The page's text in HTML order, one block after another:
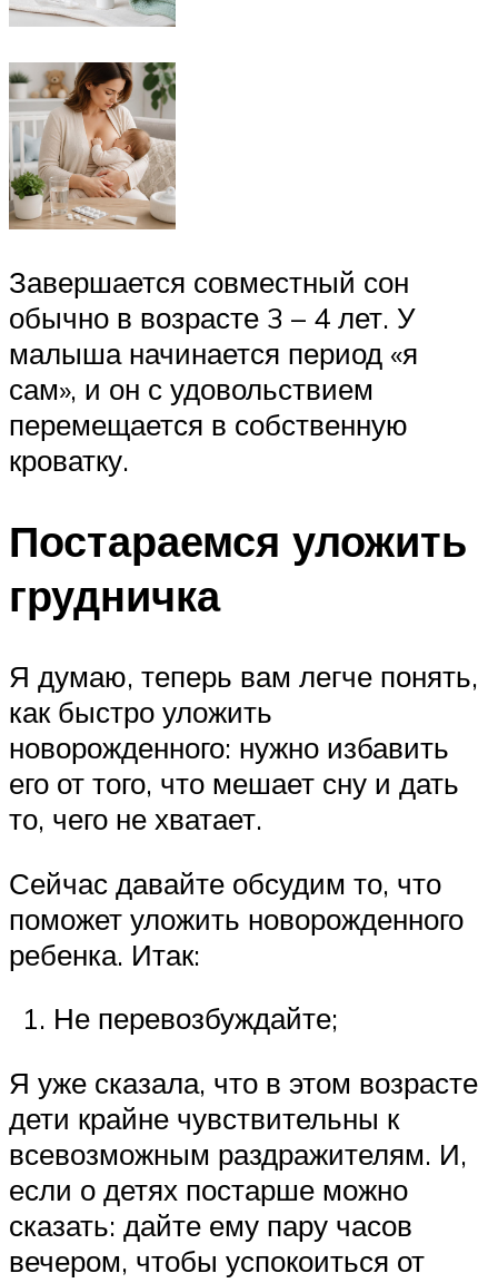
Завершается совместный сон
обычно в возрасте 3 – 4 лет. У
малыша начинается период «я
сам», и он с удовольствием
перемещается в собственную
кроватку.
Постараемся уложить
грудничка
Я думаю, теперь вам легче понять,
как быстро уложить
новорожденного: нужно избавить
его от того, что мешает сну и дать
то, чего не хватает.
Сейчас давайте обсудим то, что
поможет уложить новорожденного
ребенка. Итак:
Не перевозбуждайте;
Я уже сказала, что в этом возрасте
дети крайне чувствительны к
всевозможным раздражителям. И,
если о детях постарше можно
сказать: дайте ему пару часов
вечером, чтобы успокоиться от